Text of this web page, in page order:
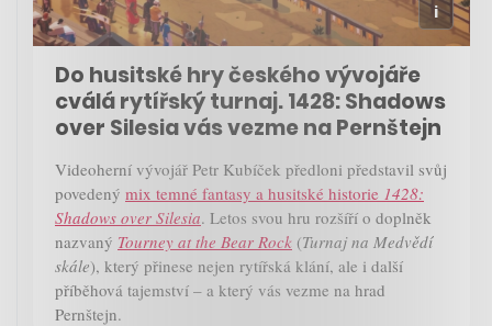
Do husitské hry českého vývojáře
cválá rytířský turnaj. 1428: Shadows
over Silesia vás vezme na Pernštejn
Videoherní vývojář Petr Kubíček předloni představil svůj
povedený mix temné fantasy a husitské historie 1428:
Shadows over Silesia. Letos svou hru rozšíří o doplněk
nazvaný Tourney at the Bear Rock (Turnaj na Medvědí
skále), který přinese nejen rytířská klání, ale i další
příběhová tajemství – a který vás vezme na hrad
Pernštejn.